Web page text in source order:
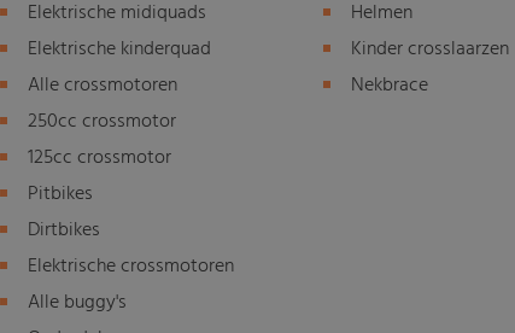
Elektrische midiquads
Elektrische kinderquad
Alle crossmotoren
250cc crossmotor
125cc crossmotor
Pitbikes
Dirtbikes
Elektrische crossmotoren
Alle buggy's
Helmen
Kinder crosslaarzen
Nekbrace